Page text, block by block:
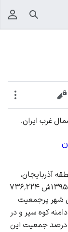
جستجو
نمایش مبدأ
غرب ایران.
آذربایجان،
آن طبق سرشماری سال ۱۳۹۵ش ۷۳۶٬۲۲۴
شهر پرجمعیت
کوه سیر و در
درصد جمعیت این